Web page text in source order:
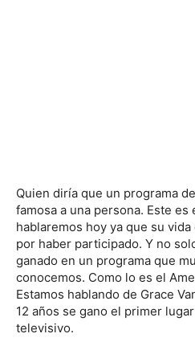
Quien diría que un programa
famosa a una persona. Este es
hablaremos hoy ya que su
por haber participado. Y no
ganado en un programa que
conocemos. Como lo es el
Estamos hablando de Grace
12 años se gano el primer
televisivo.